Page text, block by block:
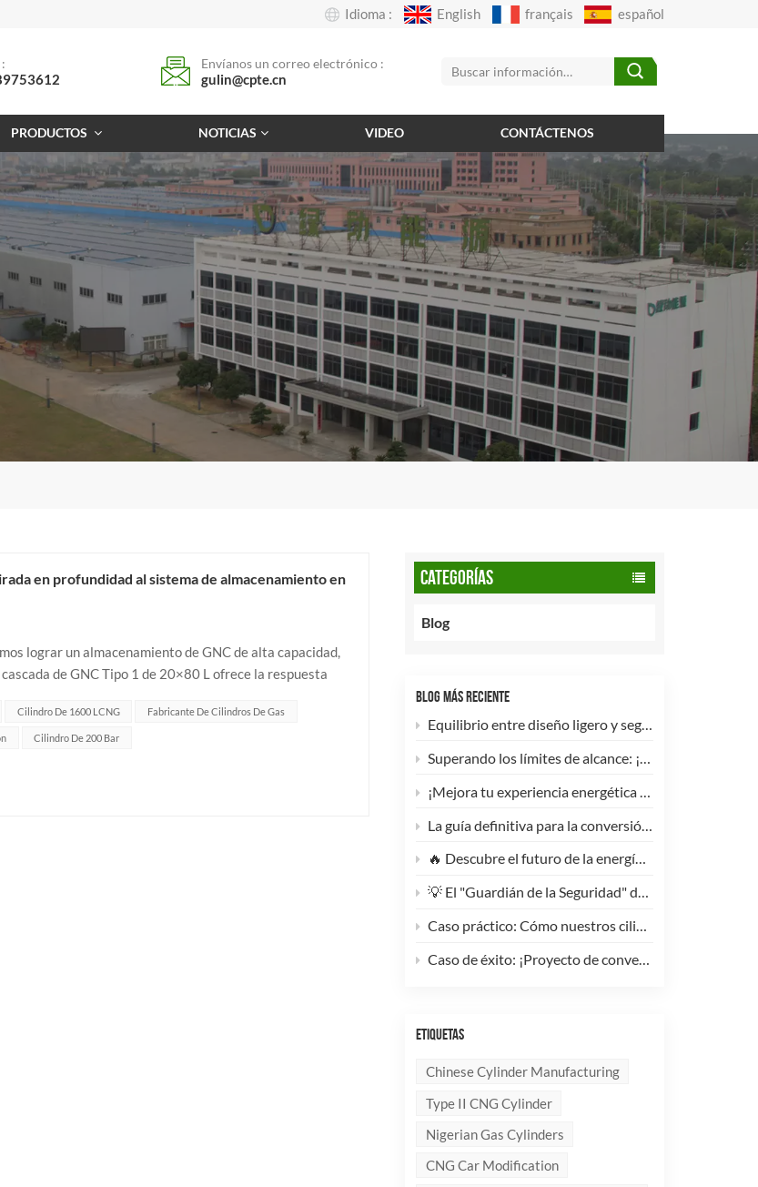
Idioma : English français español
Envíanos un correo electrónico :
gulin@cpte.cn
PRODUCTOS NOTICIAS VIDEO CONTÁCTENOS
CATEGORÍAS
Blog
BLOG MÁS RECIENTE
Equilibrio entre diseño ligero y seguridad: cómo los cilindros de GNC tipo 2 de 90 litros potencian las flotas comerciales.
Superando los límites de alcance: ¡Los cilindros de hidrógeno para UAV tipo 4 ya están disponibles para personalización de alta eficiencia!
¡Mejora tu experiencia energética con nuestra bombona de GLP compuesta de 5 kg! 🚀✨
La guía definitiva para la conversión de camiones pesados ​​a GNC: Por qué este cilindro de GNC tipo 1 de 200 litros supone un cambio radical para la reducción de costes de la flota.
🔥 Descubre el futuro de la energía: ¡Conoce la elegante y ultraligera bombona de GLP compuesta de 10 kg!
💡 El "Guardián de la Seguridad" del Gas Industrial y la Supresión de Incendios: Un Análisis en Profundidad de los Cilindros de Gas sin Costura de Acero de Alto Rendimiento
Caso práctico: Cómo nuestros cilindros compuestos de GLP redefinen la seguridad y la imagen de marca para clientes globales.
Caso de éxito: ¡Proyecto de conversión a GNC de un generador de 100 kVA completado con éxito! 🚀
ETIQUETAS
Chinese Cylinder Manufacturing
Type II CNG Cylinder
Nigerian Gas Cylinders
CNG Car Modification
en profundidad al sistema de almacenamiento en
lograr un almacenamiento de GNC de alta capacidad,
de GNC Tipo 1 de 20×80 L ofrece la respuesta
Cilindro De 1600 LCNG Fabricante De Cilindros De Gas
Cilindro De 200 Bar